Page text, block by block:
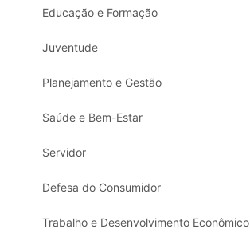
Educação e Formação
Juventude
Planejamento e Gestão
Saúde e Bem-Estar
Servidor
Defesa do Consumidor
Trabalho e Desenvolvimento Econômico